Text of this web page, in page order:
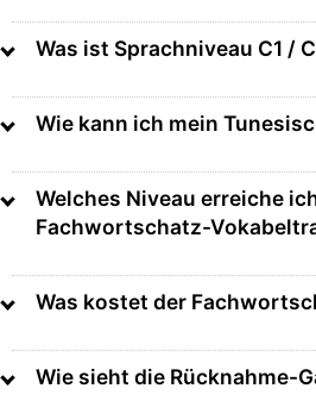
Was ist Sprachniveau C1 /
Wie kann ich mein
Welches Niveau erreiche
Fachwortschatz-
Was kostet der
Wie sieht die Rücknahme-